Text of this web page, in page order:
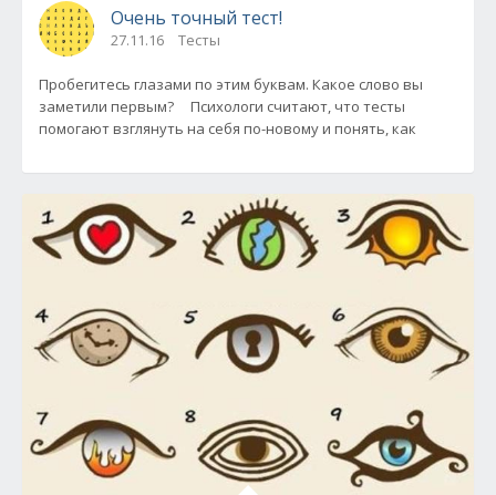
Очень точный тест!
27.11.16 Тесты
Пробегитесь глазами по этим буквам. Какое слово вы
заметили первым? Психологи считают, что тесты
помогают взглянуть на себя по-новому и понять, как